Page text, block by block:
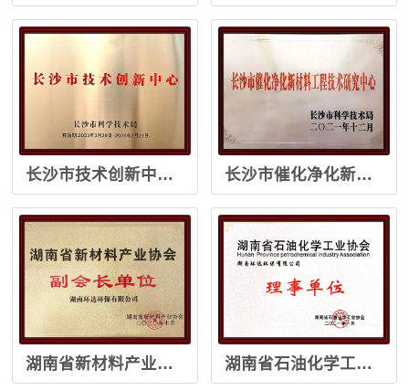
长沙市技术创新中心（2023-2026年） 长沙市催化净化新材料工程技术研究中心（2021年）
湖南省新材料产业协会副会长单位（2020年） 湖南省石油化学工业协会理事单位（2021年）